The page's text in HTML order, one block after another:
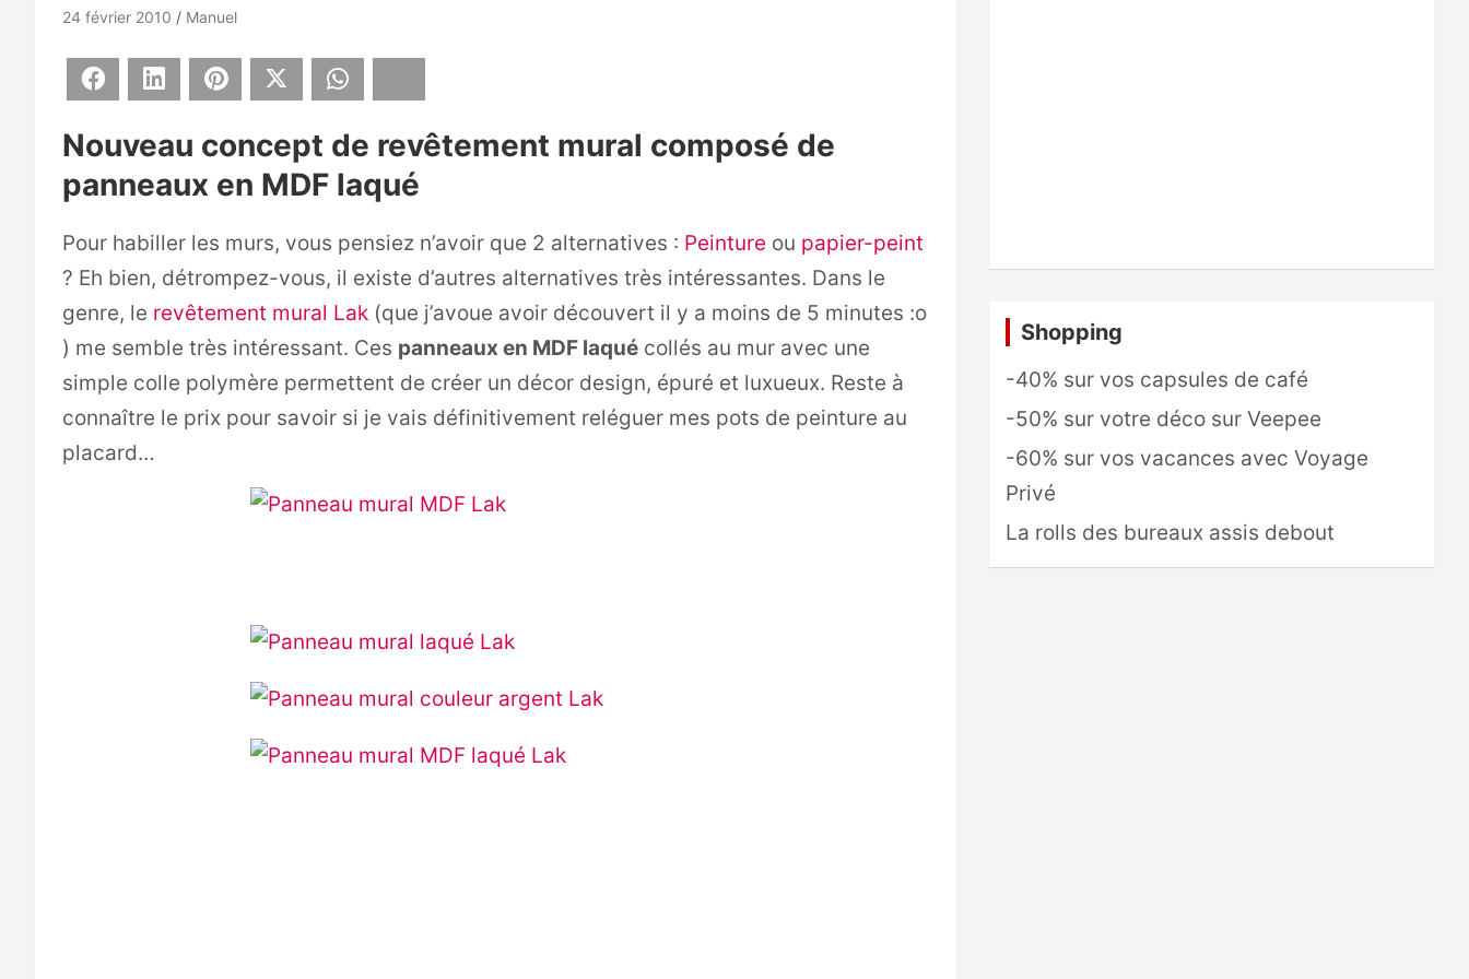
24 février 2010 Manuel
Facebook LinkedIn Pinterest
Nouveau concept de revêtement mural composé de
panneaux en MDF laqué
Pour habiller les murs, vous pensiez n’avoir que 2 alternatives : Peinture ou papier-peint
? Eh bien, détrompez-vous, il existe d’autres alternatives très intéressantes. Dans le
genre, le revêtement mural Lak (que j’avoue avoir découvert il y a moins de 5 minutes :o
) me semble très intéressant. Ces panneaux en MDF laqué collés au mur avec une
simple colle polymère permettent de créer un décor design, épuré et luxueux. Reste à
connaître le prix pour savoir si je vais définitivement reléguer mes pots de peinture au
placard…
Shopping
-40% sur vos capsules de café
-50% sur votre déco sur Veepee
-60% sur vos vacances avec Voyage
Privé
La rolls des bureaux assis debout